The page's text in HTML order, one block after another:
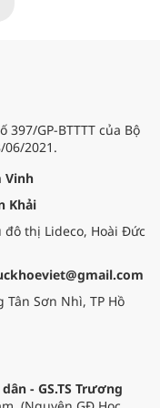
riêng Đắk Lắk – Kết nối
GP-BTTTT của Bộ
2021.
Vinh
Khải
đô thị Lideco, Hoài Đức
Tân Sơn Nhì, TP Hồ
- GS.TS Trương